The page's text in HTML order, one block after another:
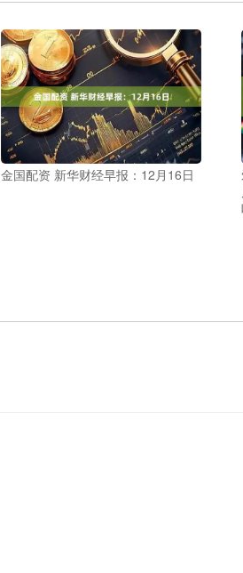
金国配资 新华财经早报：12月16日